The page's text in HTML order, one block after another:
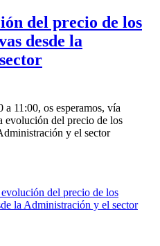
del precio de los
desde la
a 11:00, os esperamos, vía
evolución del precio de los
y el sector
del precio de los
la Administración y el sector